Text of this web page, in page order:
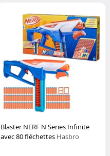
Blaster NERF N Series Infinite
avec 80 fléchettes Hasbro